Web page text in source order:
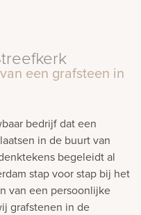
een grafsteen in
bedrijf dat een
in de buurt van
begeleidt al
stap voor stap bij het
van een persoonlijke
grafstenen in de